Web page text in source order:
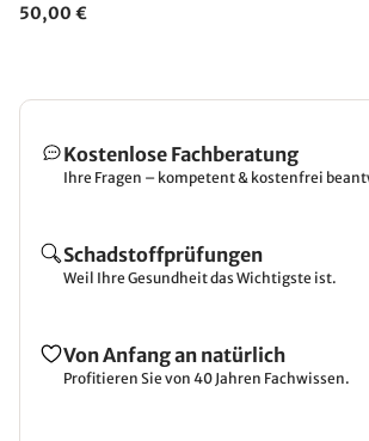
50,00 €
Kostenlose Fachberatung
Ihre Fragen – kompetent & kostenfrei
Schadstoffprüfungen
Weil Ihre Gesundheit das Wichtigste ist.
Von Anfang an natürlich
Profitieren Sie von 40 Jahren Fachwissen.